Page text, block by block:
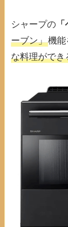
シャープの
ーブン」機
な料理ができ